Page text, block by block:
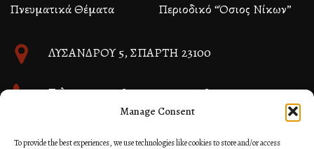
Manage Consent
To provide the best experiences, we use technologies like cookies to store and/or access
Πνευματικά Θέματα
Περιοδικό “Όσιος Νίκων”
ΛΥΣΑΝΔΡΟΥ 5, ΣΠΑΡΤΗ 23100
Τηλ. 27310 26580 και 27310 26581